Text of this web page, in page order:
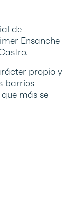
de
Ensanche
propio y
barrios
más se